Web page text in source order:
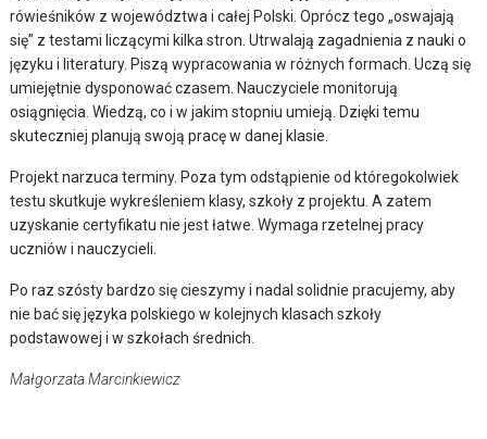
rówieśników z województwa i całej Polski. Oprócz tego „oswajają
się” z testami liczącymi kilka stron. Utrwalają zagadnienia z nauki o
języku i literatury. Piszą wypracowania w różnych formach. Uczą się
umiejętnie dysponować czasem. Nauczyciele monitorują
osiągnięcia. Wiedzą, co i w jakim stopniu umieją. Dzięki temu
skuteczniej planują swoją pracę w danej klasie.
Projekt narzuca terminy. Poza tym odstąpienie od któregokolwiek
testu skutkuje wykreśleniem klasy, szkoły z projektu. A zatem
uzyskanie certyfikatu nie jest łatwe. Wymaga rzetelnej pracy
uczniów i nauczycieli.
Po raz szósty bardzo się cieszymy i nadal solidnie pracujemy, aby
nie bać się języka polskiego w kolejnych klasach szkoły
podstawowej i w szkołach średnich.
Małgorzata Marcinkiewicz